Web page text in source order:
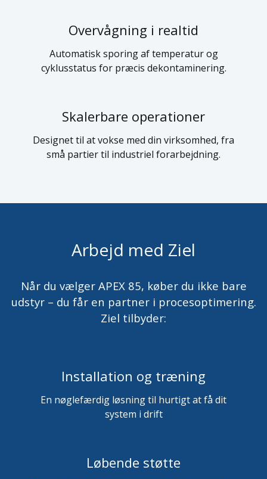
Overvågning i realtid
Automatisk sporing af temperatur og
cyklusstatus for præcis dekontaminering.
Skalerbare operationer
Designet til at vokse med din virksomhed, fra
små partier til industriel forarbejdning.
Arbejd med Ziel
Når du vælger APEX 85, køber du ikke bare
udstyr – du får en partner i procesoptimering.
Ziel tilbyder:
Installation og træning
En nøglefærdig løsning til hurtigt at få dit
system i drift
Løbende støtte